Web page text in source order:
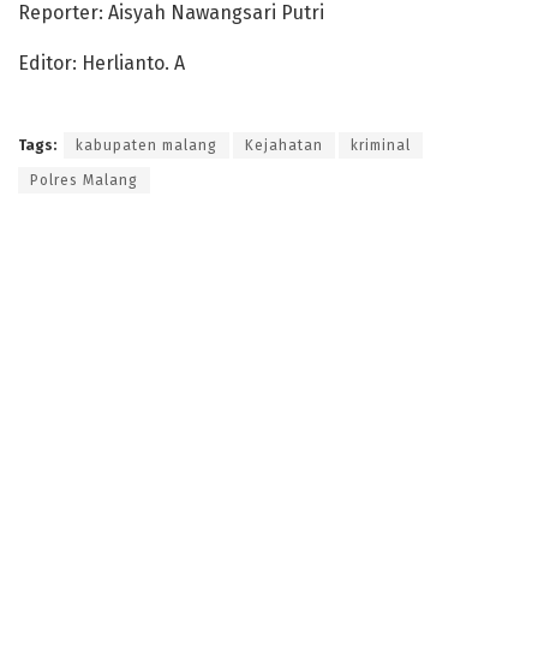
Reporter: Aisyah Nawangsari Putri
Editor: Herlianto. A
Tags: kabupaten malang Kejahatan kriminal
Polres Malang